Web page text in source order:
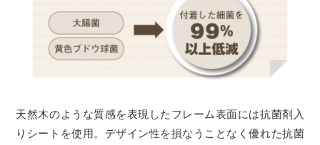
天然木のような質感を表現したフレーム表面には抗菌剤入
りシートを使用。デザイン性を損なうことなく優れた抗菌